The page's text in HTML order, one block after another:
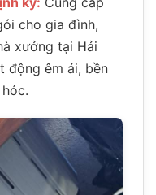
cho gia đình,
xưởng tại Hải
động êm ái, bền